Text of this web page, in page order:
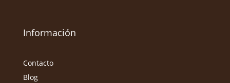
Información
Contacto
Blog